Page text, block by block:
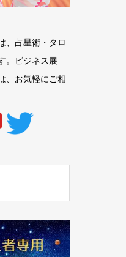
、占星術・タロ
。ビジネス展
、お気軽にご相